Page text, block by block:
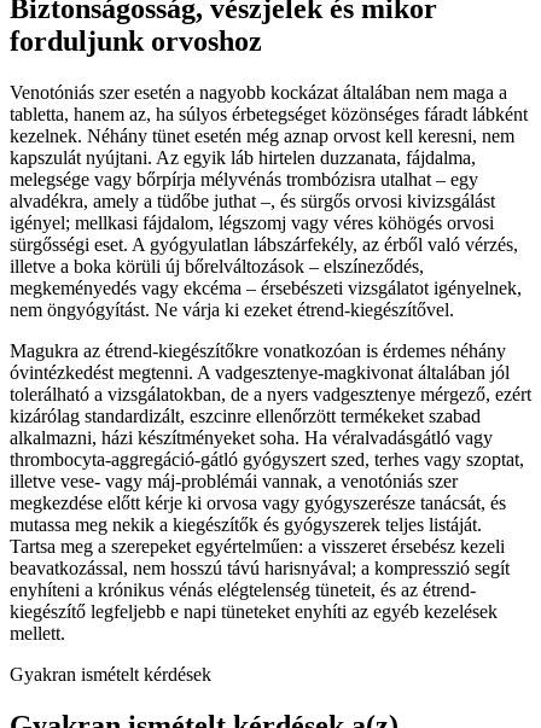
Biztonságosság, vészjelek és mikor
forduljunk orvoshoz
Venotóniás szer esetén a nagyobb kockázat általában nem maga a
tabletta, hanem az, ha súlyos érbetegséget közönséges fáradt lábként
kezelnek. Néhány tünet esetén még aznap orvost kell keresni, nem
kapszulát nyújtani. Az egyik láb hirtelen duzzanata, fájdalma,
melegsége vagy bőrpírja mélyvénás trombózisra utalhat – egy
alvadékra, amely a tüdőbe juthat –, és sürgős orvosi kivizsgálást
igényel; mellkasi fájdalom, légszomj vagy véres köhögés orvosi
sürgősségi eset. A gyógyulatlan lábszárfekély, az érből való vérzés,
illetve a boka körüli új bőrelváltozások – elszíneződés,
megkeményedés vagy ekcéma – érsebészeti vizsgálatot igényelnek,
nem öngyógyítást. Ne várja ki ezeket étrend-kiegészítővel.
Magukra az étrend-kiegészítőkre vonatkozóan is érdemes néhány
óvintézkedést megtenni. A vadgesztenye-magkivonat általában jól
tolerálható a vizsgálatokban, de a nyers vadgesztenye mérgező, ezért
kizárólag standardizált, eszcinre ellenőrzött termékeket szabad
alkalmazni, házi készítményeket soha. Ha véralvadásgátló vagy
thrombocyta-aggregáció-gátló gyógyszert szed, terhes vagy szoptat,
illetve vese- vagy máj-problémái vannak, a venotóniás szer
megkezdése előtt kérje ki orvosa vagy gyógyszerésze tanácsát, és
mutassa meg nekik a kiegészítők és gyógyszerek teljes listáját.
Tartsa meg a szerepeket egyértelműen: a visszeret érsebész kezeli
beavatkozással, nem hosszú távú harisnyával; a kompresszió segít
enyhíteni a krónikus vénás elégtelenség tüneteit, és az étrend-
kiegészítő legfeljebb e napi tüneteket enyhíti az egyéb kezelések
mellett.
Gyakran ismételt kérdések